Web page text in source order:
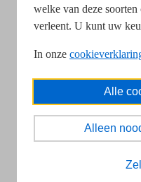
welke van deze
verleent. U kunt uw
In onze
Alle
Alleen